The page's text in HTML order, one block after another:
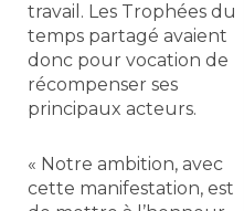
travail. Les Trophées du
temps partagé avaient
donc pour vocation de
récompenser ses
principaux acteurs.
« Notre ambition, avec
cette manifestation, est